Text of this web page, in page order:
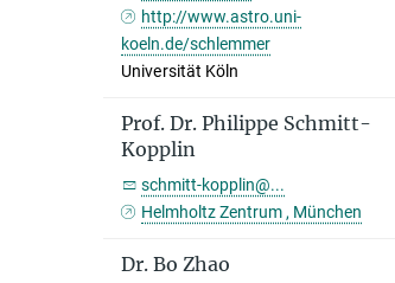
http://www.astro.uni-
koeln.de/schlemmer
Universität Köln
Prof. Dr. Philippe Schmitt-
Kopplin
schmitt-kopplin@...
Helmholtz Zentrum , München
Dr. Bo Zhao